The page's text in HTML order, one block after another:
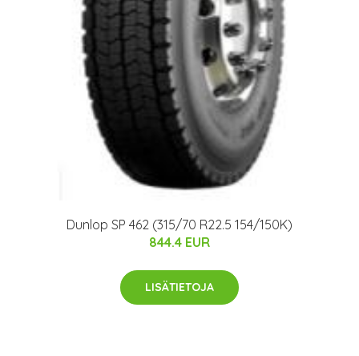
Dunlop SP 462 (315/70 R22.5 154/150K)
844.4 EUR
LISÄTIETOJA